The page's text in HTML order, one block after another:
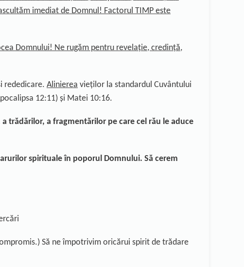
imediat de Domnul! Factorul TIMP este
Domnului! Ne rugăm pentru revelație, credință,
rededicare. Alinierea vieților la standardul Cuvântului
12:11) și Matei 10:16.
a trădărilor, a fragmentărilor pe care cel rău le aduce
spirituale în poporul Domnului. Să cerem
Să ne împotrivim oricărui spirit de trădare